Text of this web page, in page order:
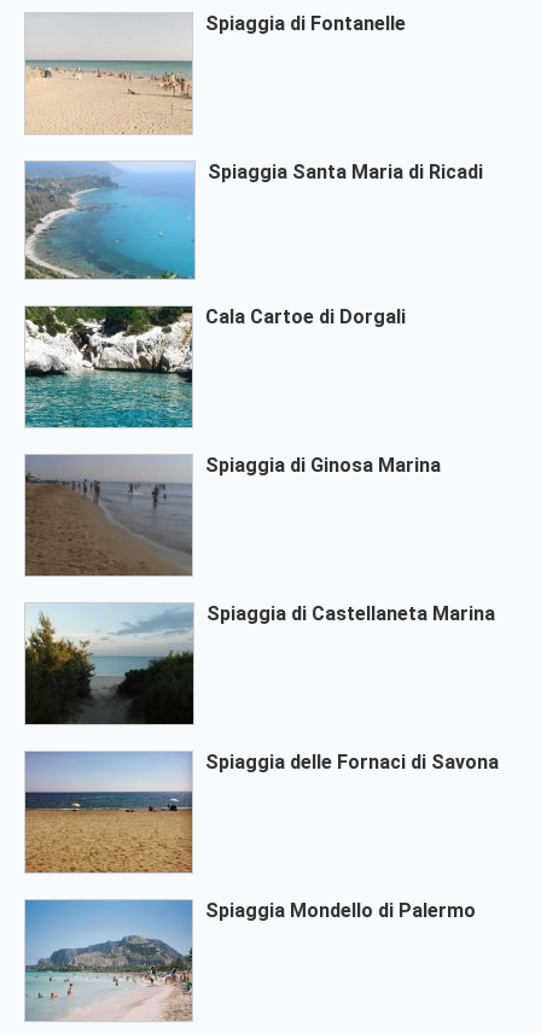
Spiaggia di Fontanelle
Spiaggia Santa Maria di Ricadi
Cala Cartoe di Dorgali
Spiaggia di Ginosa Marina
Spiaggia di Castellaneta Marina
Spiaggia delle Fornaci di Savona
Spiaggia Mondello di Palermo